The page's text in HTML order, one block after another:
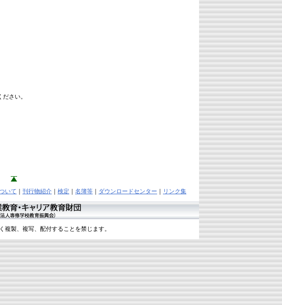
さい。
いて 刊行物紹介 検定 名簿等 ダウンロードセンター リンク集
複製、複写、配付することを禁じます。